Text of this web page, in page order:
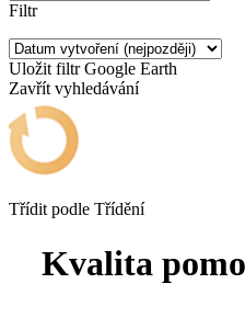
Filtr
Uložit filtr Google Earth
Zavřít vyhledávání
Třídit podle Třídění
Kvalita